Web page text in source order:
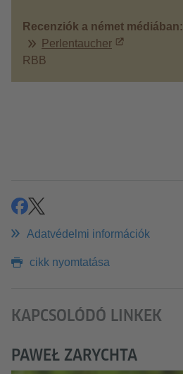
Recenziók a német médiában:
Perlentaucher
RBB
megosztás
share
Adatvédelmi információk
cikk nyomtatása
KAPCSOLÓDÓ LINKEK
PAWEŁ ZARYCHTA